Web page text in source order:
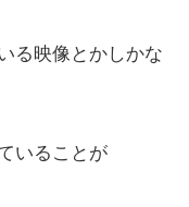
る映像とかしかな
いることが